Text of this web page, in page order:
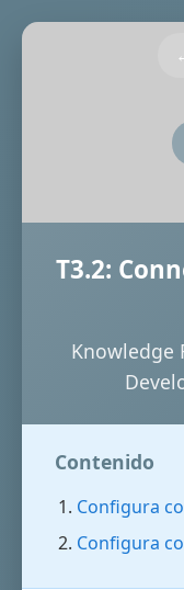
T3.2:
Knowledge
Contenido
Configura
Configura